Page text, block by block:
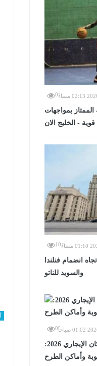
0
بمواجهات
قوية - الخليج الان
10
انضمام فنلندا
والسويد للناتو
0
اكتشف كيفية حجز شقق الإسكان الإيجاري 2026:
وأماكن الطرح